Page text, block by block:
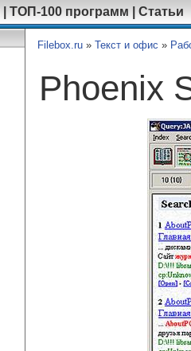
ТОП-100 программ Статьи
Filebox.ru » Текст и офис »
Phoenix